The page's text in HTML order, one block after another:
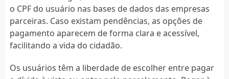
o CPF do usuário nas bases de dados das empresas
parceiras. Caso existam pendências, as opções de
pagamento aparecem de forma clara e acessível,
facilitando a vida do cidadão.
Os usuários têm a liberdade de escolher entre pagar